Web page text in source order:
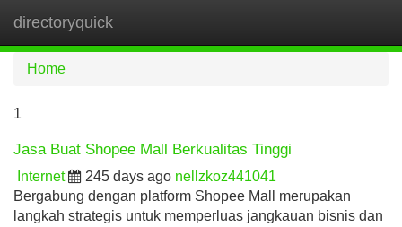
directoryquick
Home
1
Jasa Buat Shopee Mall Berkualitas Tinggi
Internet 245 days ago nellzkoz441041
Bergabung dengan platform Shopee Mall merupakan
langkah strategis untuk memperluas jangkauan bisnis dan